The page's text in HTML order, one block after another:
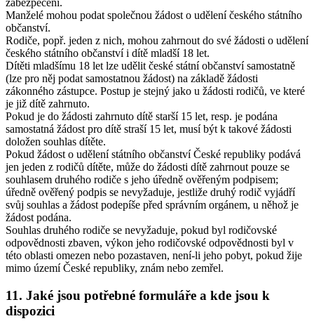
zabezpečení.
Manželé mohou podat společnou žádost o udělení českého státního
občanství.
Rodiče, popř. jeden z nich, mohou zahrnout do své žádosti o udělení
českého státního občanství i dítě mladší 18 let.
Dítěti mladšímu 18 let lze udělit české státní občanství samostatně
(lze pro něj podat samostatnou žádost) na základě žádosti
zákonného zástupce. Postup je stejný jako u žádosti rodičů, ve které
je již dítě zahrnuto.
Pokud je do žádosti zahrnuto dítě starší 15 let, resp. je podána
samostatná žádost pro dítě straší 15 let, musí být k takové žádosti
doložen souhlas dítěte.
Pokud žádost o udělení státního občanství České republiky podává
jen jeden z rodičů dítěte, může do žádosti dítě zahrnout pouze se
souhlasem druhého rodiče s jeho úředně ověřeným podpisem;
úředně ověřený podpis se nevyžaduje, jestliže druhý rodič vyjádří
svůj souhlas a žádost podepíše před správním orgánem, u něhož je
žádost podána.
Souhlas druhého rodiče se nevyžaduje, pokud byl rodičovské
odpovědnosti zbaven, výkon jeho rodičovské odpovědnosti byl v
této oblasti omezen nebo pozastaven, není-li jeho pobyt, pokud žije
mimo území České republiky, znám nebo zemřel.
11. Jaké jsou potřebné formuláře a kde jsou k
dispozici